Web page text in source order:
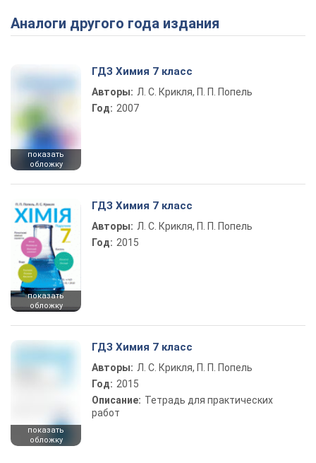
Play Video
Аналоги другого года издания
показать
обложку
ГДЗ Химия 7 класс
Авторы: Л. С. Крикля, П. П. Попель
Год: 2007
показать
обложку
ГДЗ Химия 7 класс
Авторы: Л. С. Крикля, П. П. Попель
Год: 2015
показать
обложку
ГДЗ Химия 7 класс
Авторы: Л. С. Крикля, П. П. Попель
Год: 2015
Описание: Тетрадь для практических
работ